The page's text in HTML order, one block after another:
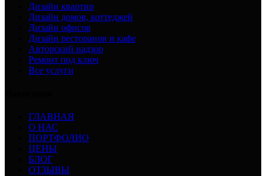
Дизайн квартир
Дизайн домов, коттеджей
Дизайн офисов
Дизайн ресторанов и кафе
Авторский надзор
Ремонт под ключ
Все услуги
ГЛАВНАЯ
О НАС
ПОРТФОЛИО
ЦЕНЫ
БЛОГ
ОТЗЫВЫ